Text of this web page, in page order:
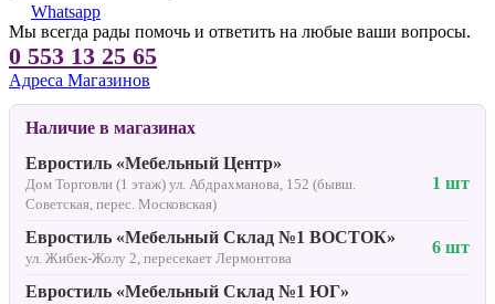
Whatsapp
Мы всегда рады помочь и ответить на любые ваши вопросы.
0 553 13 25 65
Адреса Магазинов
Наличие в магазинах
Евростиль «Мебельный Центр»
Дом Торговли (1 этаж) ул. Абдрахманова, 152 (бывш.
Советская, перес. Московская)
1 шт
Евростиль «Мебельный Склад №1 ВОСТОК»
ул. Жибек-Жолу 2, пересекает Лермонтова
6 шт
Евростиль «Мебельный Склад №1 ЮГ»